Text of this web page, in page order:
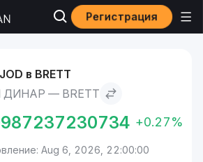
Регистрация
Иорданский динар to Brett
в BRETT
— BRETT
+0.27%
Aug 6, 2026, 22:00:00